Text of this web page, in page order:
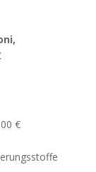
€